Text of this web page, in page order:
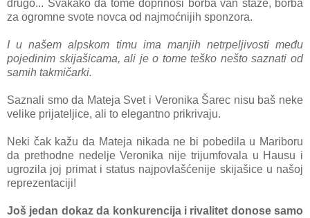
drugo... Svakako da tome doprinosi borba van staze, borba
za ogromne svote novca od najmoćnijih sponzora.
I u našem alpskom timu ima manjih netrpeljivosti među
pojedinim skijašicama, ali je o tome teško nešto saznati od
samih takmičarki.
Saznali smo da Mateja Svet i Veronika Šarec nisu baš neke
velike prijateljice, ali to elegantno prikrivaju.
Neki čak kažu da Mateja nikada ne bi pobedila u Mariboru
da prethodne nedelje Veronika nije trijumfovala u Hausu i
ugrozila joj primat i status najpovlašćenije skijašice u našoj
reprezentaciji!
Još jedan dokaz da konkurencija i rivalitet donose samo